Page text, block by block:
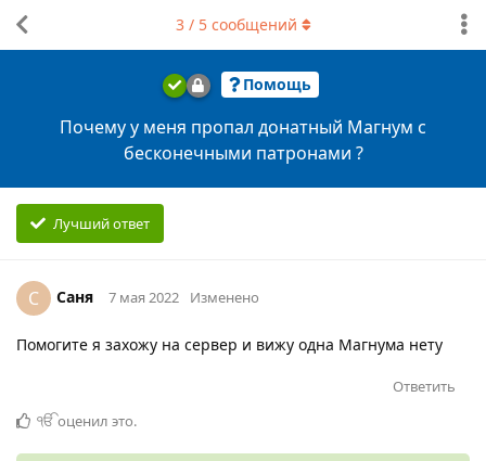
Помощь
Почему у меня пропал донатный Магнум с
бесконечными патронами ?
Лучший ответ
3/ 5сообщений
С Саня 7 мая 2022 Изменено
Помогите я захожу на сервер и вижу одна Магнума нету
Ответить
ੴоценил это.